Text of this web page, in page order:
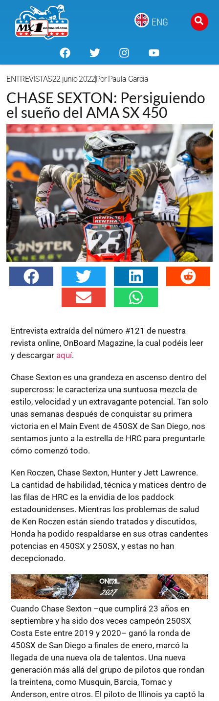
ENG
ENTREVISTAS22 junio 2022PorPaula Garcia
CHASE SEXTON: Persiguiendo
el sueño del AMA SX 450
Entrevista extraída del número #121 de nuestra
revista online, OnBoard Magazine, la cual podéis leer
y descargar aquí.
Chase Sexton es una grandeza en ascenso dentro del
supercross: le caracteriza una suntuosa mezcla de
estilo, velocidad y un extravagante potencial. Tan solo
unas semanas después de conquistar su primera
victoria en el Main Event de 450SX de San Diego, nos
sentamos junto a la estrella de HRC para preguntarle
cómo comenzó todo.
Ken Roczen, Chase Sexton, Hunter y Jett Lawrence.
La cantidad de habilidad, técnica y matices dentro de
las filas de HRC es la envidia de los paddock
estadounidenses. Mientras los problemas de salud
de Ken Roczen están siendo tratados y discutidos,
Honda ha podido respaldarse en sus otras candentes
potencias en 450SX y 250SX, y estas no han
decepcionado.
Cuando Chase Sexton ­–que cumplirá 23 años en
septiembre y ha sido dos veces campeón 250SX
Costa Este entre 2019 y 2020– ganó la ronda de
450SX de San Diego a finales de enero, marcó la
llegada de una nueva ola de talentos. Una nueva
generación más allá del grupo de pilotos que rondan
la treintena, como Musquin, Barcia, Tomac y
Anderson, entre otros. El piloto de Illinois ya captó la